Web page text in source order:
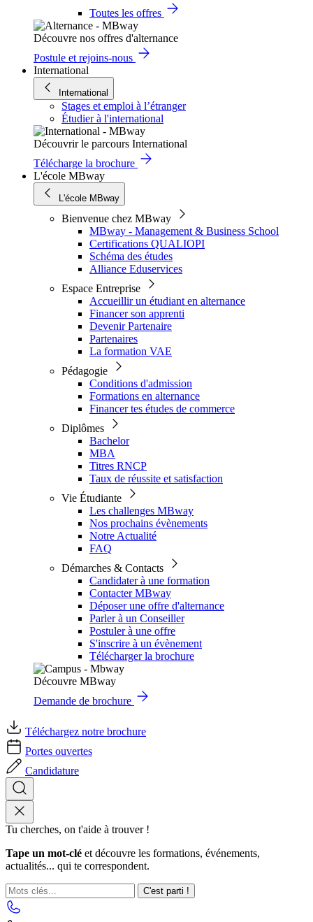
Toutes les offres
Découvre nos offres d'alternance
Postule et rejoins-nous
International
International
Stages et emploi à l’étranger
Étudier à l'international
Découvrir le parcours International
Télécharge la brochure
L'école MBway
L'école MBway
Bienvenue chez MBway
MBway - Management & Business School
Certifications QUALIOPI
Schéma des études
Alliance Eduservices
Espace Entreprise
Accueillir un étudiant en alternance
Financer son apprenti
Devenir Partenaire
Partenaires
La formation VAE
Pédagogie
Conditions d'admission
Formations en alternance
Financer tes études de commerce
Diplômes
Bachelor
MBA
Titres RNCP
Taux de réussite et satisfaction
Vie Étudiante
Les challenges MBway
Nos prochains évènements
Notre Actualité
FAQ
Démarches & Contacts
Candidater à une formation
Contacter MBway
Déposer une offre d'alternance
Parler à un Conseiller
Postuler à une offre
S'inscrire à un évènement
Télécharger la brochure
Découvre MBway
Demande de brochure
Téléchargez notre brochure
Portes ouvertes
Candidature
Tu cherches, on t'aide à trouver !
Tape un mot-clé et découvre les formations, événements,
actualités... qui te correspondent.
C'est parti !